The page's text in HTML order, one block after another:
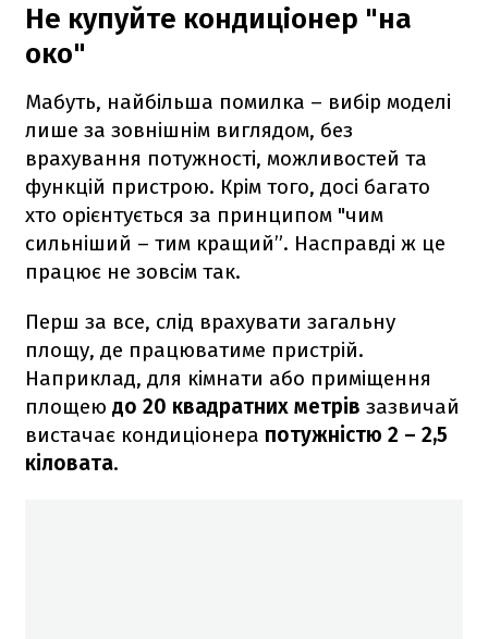
Не купуйте кондиціонер "на
око"
Мабуть, найбільша помилка – вибір моделі
лише за зовнішнім виглядом, без
врахування потужності, можливостей та
функцій пристрою. Крім того, досі багато
хто орієнтується за принципом "чим
сильніший – тим кращий”. Насправді ж це
працює не зовсім так.
Перш за все, слід врахувати загальну
площу, де працюватиме пристрій.
Наприклад, для кімнати або приміщення
площею до 20 квадратних метрів зазвичай
вистачає кондиціонера потужністю 2 – 2,5
кіловата.